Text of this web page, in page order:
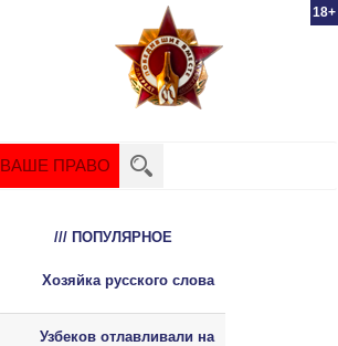
18+
ВАШЕ ПРАВО
/// ПОПУЛЯРНОЕ
Хозяйка русского слова
Узбеков отлавливали на